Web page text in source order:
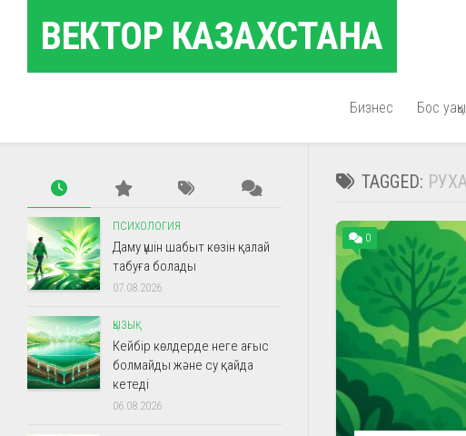
contentВЕКТОР КАЗАХСТАНА
Бизнес Бос
TAGGED:
0
ПСИХОЛОГИЯ
Даму үшін шабыт көзін қалай
табуға болады
07.08.2026
ҚЫЗЫҚ
Кейбір көлдерде неге ағыс
болмайды және су қайда
кетеді
06.08.2026